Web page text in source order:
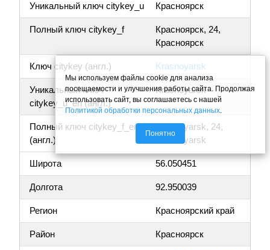
Уникальный ключ citykey_u Красноярск
Полный ключ citykey_f
Красноярск, 24,
Красноярск
Ключ citykey (англ.) Krasnoyarsk
Уникальный ключ
citykey_u_en (англ.)
Krasnoyarsk
Полный ключ citykey_f_en
(англ.)
Krasnoyarsk, 24,
Krasnoyarsk
Широта 56.050451
Долгота 92.950039
Регион Красноярский край
Район Красноярск
Мы используем файлы cookie для анализа
посещаемости и улучшения работы сайта. Продолжая
использовать сайт, вы соглашаетесь с нашей
Политикой обработки персональных данных.
Понятно